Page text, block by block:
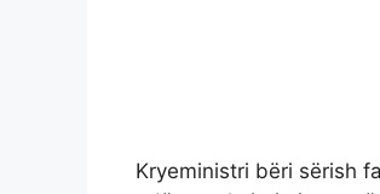
Kryeministri bëri sërish